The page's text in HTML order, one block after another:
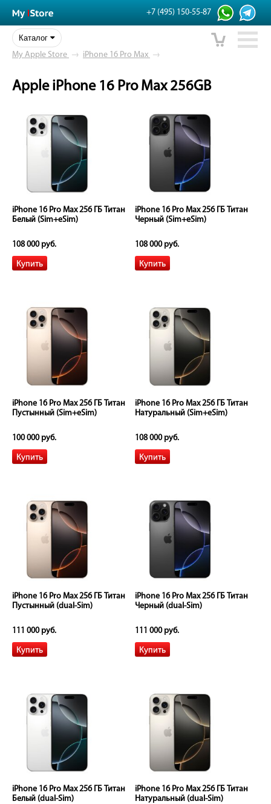
+7 (495) 150-55-87
Каталог
My Apple Store → iPhone 16 Pro Max →
Apple iPhone 16 Pro Max 256GB
iPhone 16 Pro Max 256 ГБ Титан
Белый (Sim+eSim)
108 000 руб.
iPhone 16 Pro Max 256 ГБ Титан
Черный (Sim+eSim)
108 000 руб.
iPhone 16 Pro Max 256 ГБ Титан
Пустынный (Sim+eSim)
100 000 руб.
iPhone 16 Pro Max 256 ГБ Титан
Натуральный (Sim+eSim)
108 000 руб.
iPhone 16 Pro Max 256 ГБ Титан
Пустынный (dual-Sim)
111 000 руб.
iPhone 16 Pro Max 256 ГБ Титан
Черный (dual-Sim)
111 000 руб.
iPhone 16 Pro Max 256 ГБ Титан
Белый (dual-Sim)
iPhone 16 Pro Max 256 ГБ Титан
Натуральный (dual-Sim)